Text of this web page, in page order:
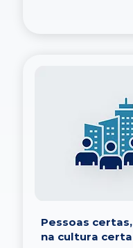
Pessoas certas,
na cultura certa